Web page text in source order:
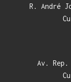
R. André
Av.